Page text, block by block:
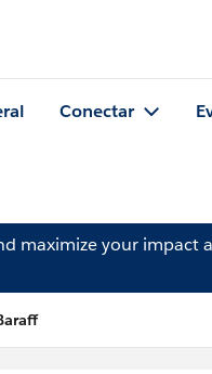
Conectar
maximize your impact